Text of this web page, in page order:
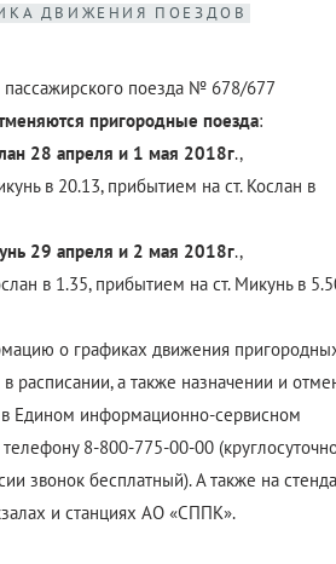
ДВИЖЕНИЯ ПОЕЗДОВ
пассажирского поезда № 678/677
пригородные поезда:
28 апреля и 1 мая 2018г.,
в 20.13, прибытием на ст. Кослан в
29 апреля и 2 мая 2018г.,
в 1.35, прибытием на ст. Микунь в
о графиках движения
расписании, а также назначении и
Едином информационно-сервисном
8-800-775-00-00
звонок бесплатный). А также на
и станциях АО «СППК».